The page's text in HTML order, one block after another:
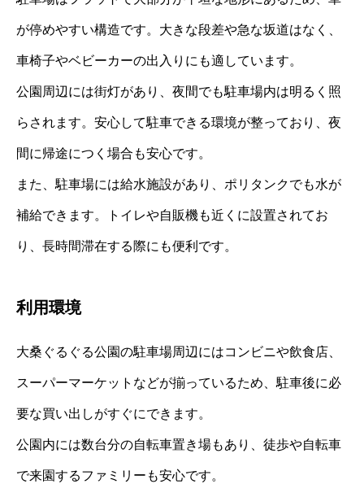
が停めやすい構造です。大きな段差や急な坂道はなく、
車椅子やベビーカーの出入りにも適しています。
公園周辺には街灯があり、夜間でも駐車場内は明るく照
らされます。安心して駐車できる環境が整っており、夜
間に帰途につく場合も安心です。
また、駐車場には給水施設があり、ポリタンクでも水が
補給できます。トイレや自販機も近くに設置されてお
り、長時間滞在する際にも便利です。
利用環境
大桑ぐるぐる公園の駐車場周辺にはコンビニや飲食店、
スーパーマーケットなどが揃っているため、駐車後に必
要な買い出しがすぐにできます。
公園内には数台分の自転車置き場もあり、徒歩や自転車
で来園するファミリーも安心です。